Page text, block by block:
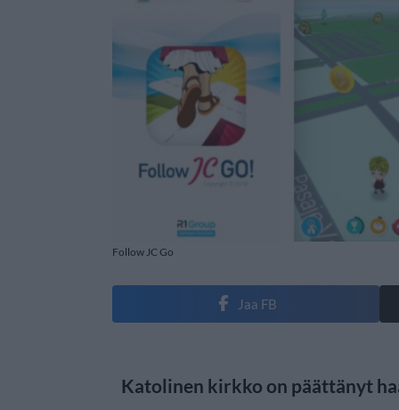
Follow JC Go
Jaa FB
Katolinen kirkko on päättänyt